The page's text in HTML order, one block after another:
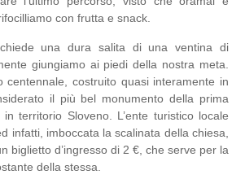
con frutta e snack.
una dura salita di una ventina di
giungiamo ai piedi della nostra meta.
centennale, costruito quasi interamente in
il più bel monumento della prima
territorio Sloveno. L’ente turistico locale
infatti, imboccata la scalinata della chiesa,
biglietto d’ingresso di 2 €, che serve per la
della stessa.